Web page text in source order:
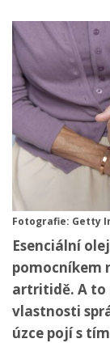
Fotografie: Getty
Esenciální
pomocníkem
artritidě. A to
vlastnosti
úzce pojí s